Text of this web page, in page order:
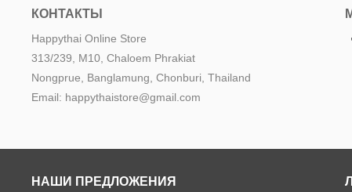
КОНТАКТЫ
Happythai Online Store
313/239, M10, Chaloem Phrakiat
Nongprue, Banglamung, Chonburi, Thailand
Email: happythaistore@gmail.com
НАШИ ПРЕДЛОЖЕНИЯ